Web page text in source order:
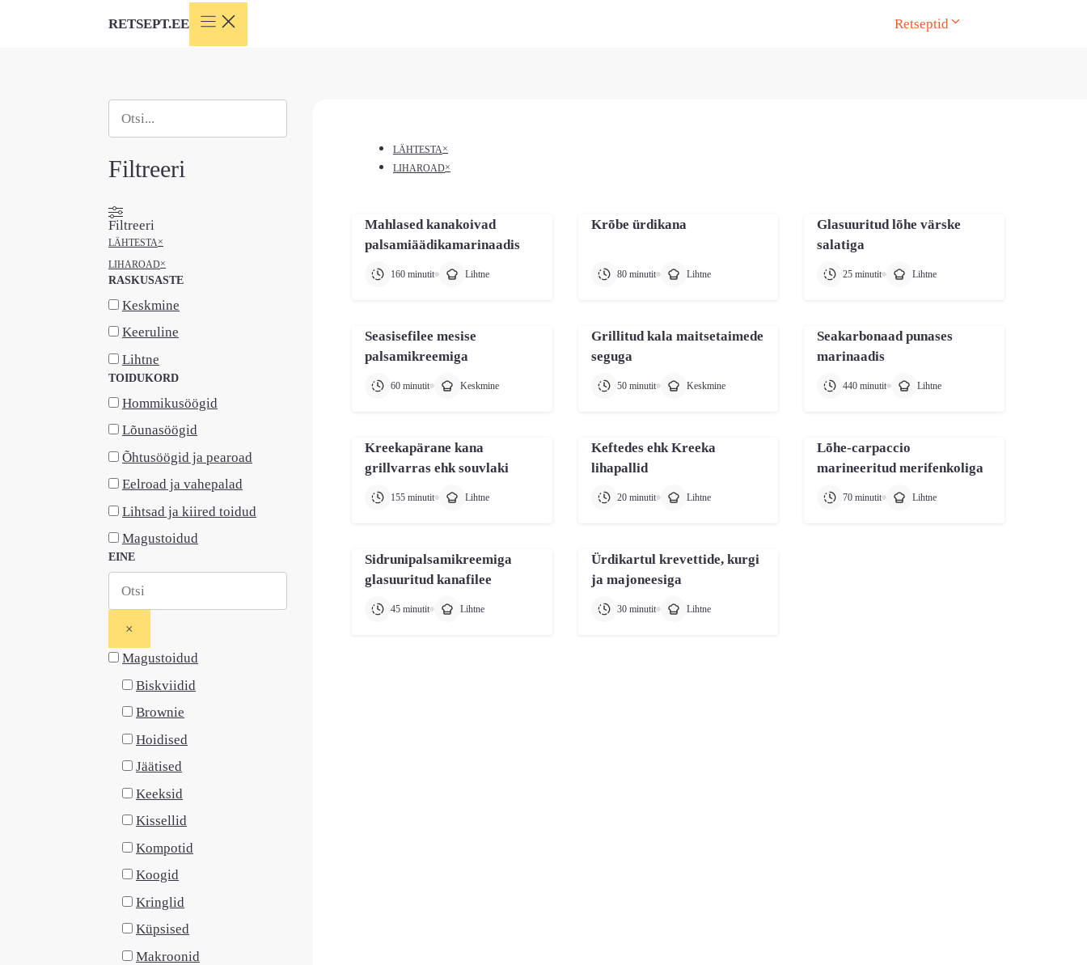
RETSEPT.EE Retseptid
LÄHTESTA×
LIHAROAD×
Mahlased kanakoivad
palsamiäädikamarinaadis
160 minutit Lihtne
Krõbe ürdikana
80 minutit Lihtne
Glasuuritud lõhe värske
salatiga
25 minutit Lihtne
Seasisefilee mesise
palsamikreemiga
60 minutit Keskmine
Grillitud kala maitsetaimede
seguga
50 minutit Keskmine
Seakarbonaad punases
marinaadis
440 minutit Lihtne
Kreekapärane kana
grillvarras ehk souvlaki
155 minutit Lihtne
Keftedes ehk Kreeka
lihapallid
20 minutit Lihtne
Lõhe-carpaccio
marineeritud merifenkoliga
70 minutit Lihtne
Sidrunipalsamikreemiga
glasuuritud kanafilee
45 minutit Lihtne
Ürdikartul krevettide, kurgi
ja majoneesiga
30 minutit Lihtne
When autocomplete results are available use up and down arrows to review and enter to go to the desired page. Touch device users, explore by touch or with swipe
Filtreeri
Filtreeri
LÄHTESTA×
LIHAROAD×
RASKUSASTE
Keskmine
Keeruline
Lihtne
TOIDUKORD
Hommikusöögid
Lõunasöögid
Õhtusöögid ja pearoad
Eelroad ja vahepalad
Lihtsad ja kiired toidud
Magustoidud
EINE
×
Magustoidud
Biskviidid
Brownie
Hoidised
Jäätised
Keeksid
Kissellid
Kompotid
Koogid
Kringlid
Küpsised
Makroonid